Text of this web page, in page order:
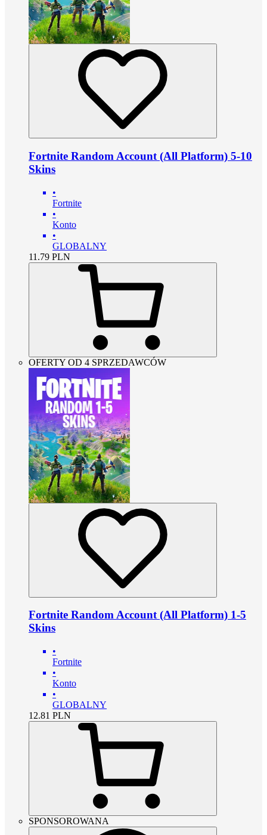
Fortnite Random Account (All Platform) 5-10
Skins
•
Fortnite
•
Konto
•
GLOBALNY
11.79 PLN
OFERTY OD 4 SPRZEDAWCÓW
Fortnite Random Account (All Platform) 1-5
Skins
•
Fortnite
•
Konto
•
GLOBALNY
12.81 PLN
SPONSOROWANA